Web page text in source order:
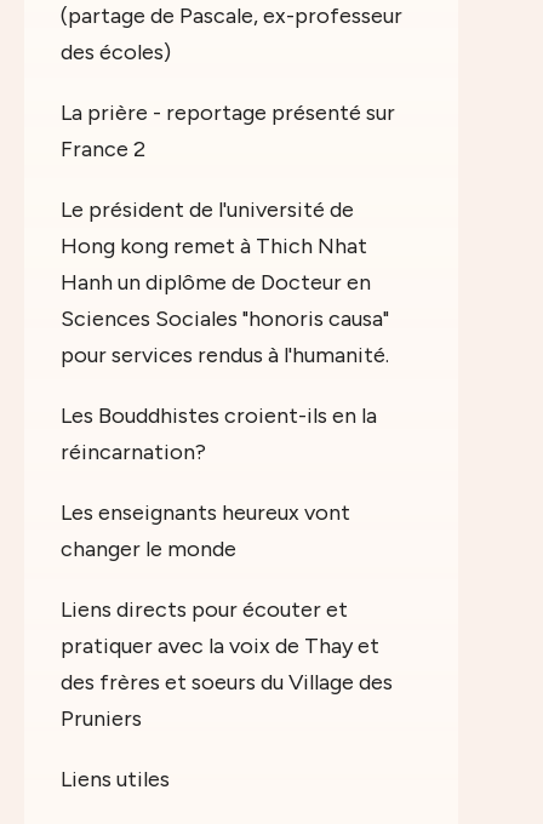
(partage de Pascale, ex-professeur
des écoles)
La prière - reportage présenté sur
France 2
Le président de l'université de
Hong kong remet à Thich Nhat
Hanh un diplôme de Docteur en
Sciences Sociales "honoris causa"
pour services rendus à l'humanité.
Les Bouddhistes croient-ils en la
réincarnation?
Les enseignants heureux vont
changer le monde
Liens directs pour écouter et
pratiquer avec la voix de Thay et
des frères et soeurs du Village des
Pruniers
Liens utiles